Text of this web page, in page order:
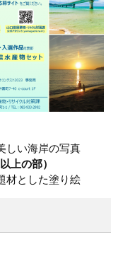
しい海岸の写真
上の部）
材とした塗り絵